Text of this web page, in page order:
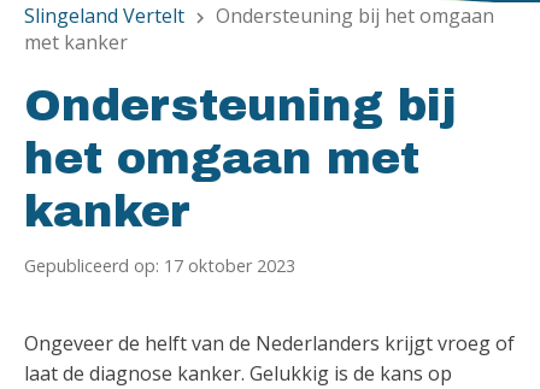
Slingeland Vertelt chevron_right Ondersteuning bij het omgaan
met kanker
Ondersteuning bij
het omgaan met
kanker
Gepubliceerd op: 17 oktober 2023
Ongeveer de helft van de Nederlanders krijgt vroeg of
laat de diagnose kanker. Gelukkig is de kans op